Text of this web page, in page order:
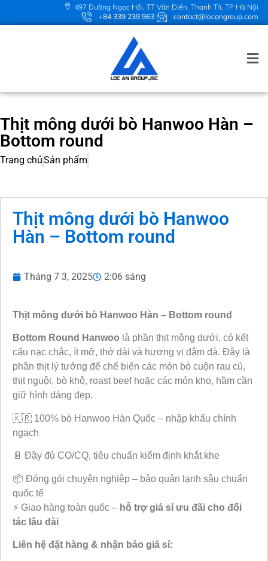
497 Đường Ngọc Hồi, TT Văn Điển, Thanh Trì, TP Hà Nội
+84 339 239 963
contact@locangroup.com
Thịt mông dưới bò Hanwoo Hàn –
Bottom round
Trang chủSản phẩm
Thịt mông dưới bò Hanwoo
Hàn – Bottom round
Tháng 7 3, 2025 2:06 sáng
Thịt mông dưới bò Hanwoo Hàn – Bottom round
Bottom Round Hanwoo là phần thịt mông dưới, có kết
cấu nạc chắc, ít mỡ, thớ dài và hương vị đậm đà. Đây là
phần thịt lý tưởng để chế biến các món bò cuộn rau củ,
thịt nguội, bò khô, roast beef hoặc các món kho, hầm cần
giữ hình dáng đẹp.
🇰🇷 100% bò Hanwoo Hàn Quốc – nhập khẩu chính
ngạch
📄 Đầy đủ CO/CQ, tiêu chuẩn kiểm định khắt khe
📦 Đóng gói chuyên nghiệp – bảo quản lạnh sâu chuẩn
quốc tế
⚡ Giao hàng toàn quốc – hỗ trợ giá sỉ ưu đãi cho đối
tác lâu dài
Liên hệ đặt hàng & nhận báo giá sỉ: